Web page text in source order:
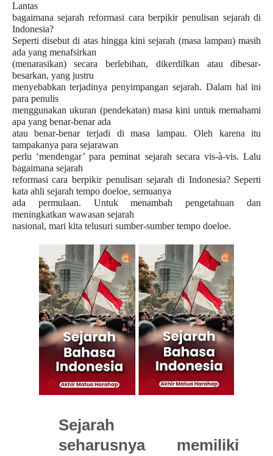
Lantas
bagaimana sejarah reformasi cara berpikir penulisan sejarah di
Indonesia?
Seperti disebut di atas hingga kini sejarah (masa lampau) masih
ada yang menafsirkan
(menarasikan) secara berlebihan, dikerdilkan atau dibesar-
besarkan, yang justru
menyebabkan terjadinya penyimpangan sejarah. Dalam hal ini
para penulis
menggunakan ukuran (pendekatan) masa kini untuk memahami
apa yang benar-benar ada
atau benar-benar terjadi di masa lampau. Oleh karena itu
tampakanya para sejarawan
perlu ‘mendengar’ para peminat sejarah secara vis-à-vis. Lalu
bagaimana sejarah
reformasi cara berpikir penulisan sejarah di Indonesia? Seperti
kata ahli sejarah tempo doeloe, semuanya
ada permulaan. Untuk menambah pengetahuan dan
meningkatkan wawasan sejarah
nasional, mari kita telusuri sumber-sumber tempo doeloe.
Sejarah
seharusnya memiliki